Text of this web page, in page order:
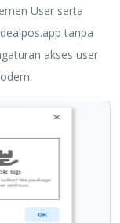
User serta
tanpa
akses user